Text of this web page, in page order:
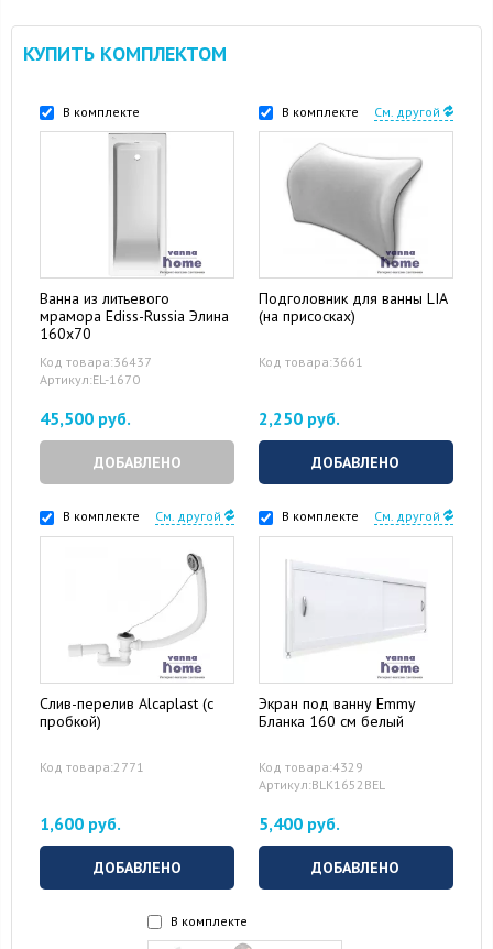
КУПИТЬ КОМПЛЕКТОМ
В комплекте
Ванна из литьевого
мрамора Ediss-Russia Элина
160x70
Код товара:36437
Артикул:EL-1670
45,500 руб.
ДОБАВЛЕНО
В комплекте См. другой
Подголовник для ванны LIA
(на присосках)
Код товара:3661
2,250 руб.
ДОБАВЛЕНО
В комплекте См. другой
Слив-перелив Alcaplast (с
пробкой)
Код товара:2771
1,600 руб.
ДОБАВЛЕНО
В комплекте См. другой
Экран под ванну Emmy
Бланка 160 см белый
Код товара:4329
Артикул:BLK1652BEL
5,400 руб.
ДОБАВЛЕНО
В комплекте